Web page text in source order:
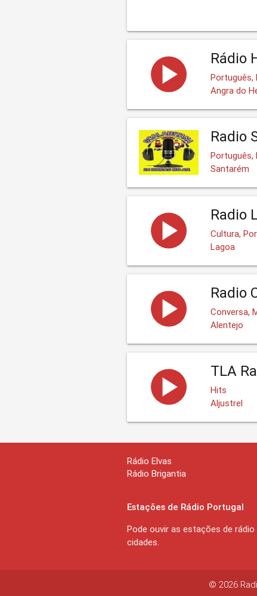
Rádio
Português,
Angra do
Radio
Português,
Santarém
Radio
Cultura,
Lagoa
Radio
Conversa,
Alentejo
TLA
Hits
Aljustrel
Rádio Elvas
Rádio Brigantia
Estações de Rádio Portugal
Pode ouvir as estações de
cidades.
© 2026